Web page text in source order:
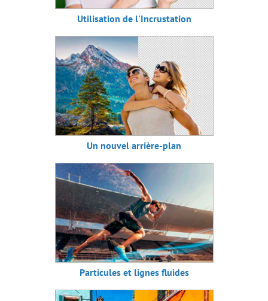
Utilisation de l'Incrustation
Un nouvel arrière-plan
Particules et lignes fluides